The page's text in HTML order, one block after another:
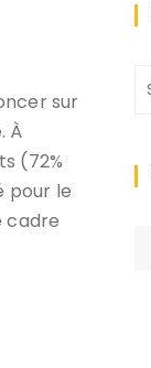
sur
À
(72%
pour le
cadre